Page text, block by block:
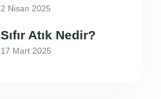
2 Nisan 2025
Sıfır Atık Nedir?
17 Mart 2025